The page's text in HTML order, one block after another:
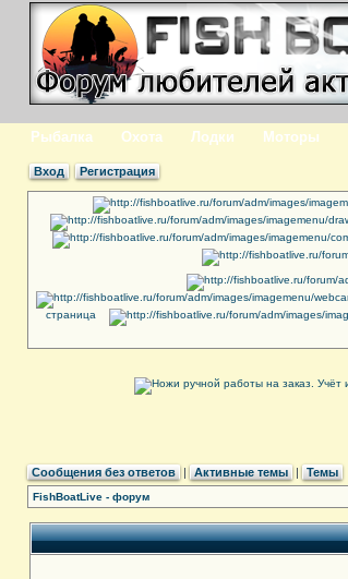
Рыбалка Охота Лодки Моторы
Вход Регистрация
страница
Сообщения без ответов | Активные темы | Темы
FishBoatLive - форум